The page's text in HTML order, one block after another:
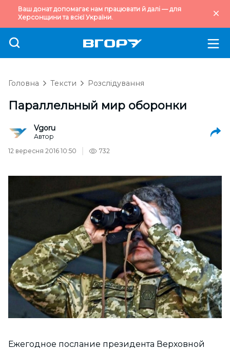
Ваш донат допомагає нам працювати й далі — для
Херсонщини та всієї України.
Головна Тексти Розслідування
Параллельный мир оборонки
Vgoru
Автор
12 вересня 2016 10:50
732
Ежегодное послание президента Верховной